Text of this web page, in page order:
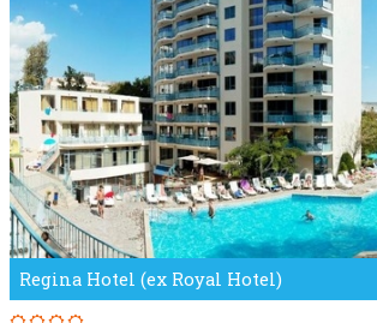
Regina Hotel (ex Royal Hotel)